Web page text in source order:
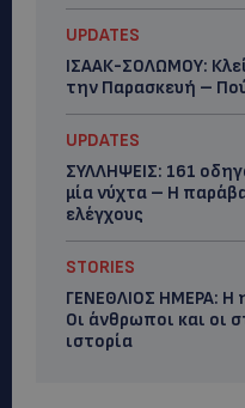
UPDATES
ΙΣΑΑΚ-ΣΟΛΩΜΟΥ:
την Παρασκευή –
UPDATES
ΣΥΛΛΗΨΕΙΣ: 161
μία νύχτα – Η
ελέγχους
STORIES
ΓΕΝΕΘΛΙΟΣ ΗΜΕΡΑ: Η
Οι άνθρωποι και οι
ιστορία